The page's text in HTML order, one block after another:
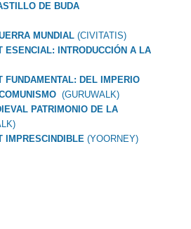
DE BUDA
MUNDIAL (CIVITATIS)
ESENCIAL: INTRODUCCIÓN A LA
FUNDAMENTAL: DEL IMPERIO
(GURUWALK)
PATRIMONIO DE LA
IMPRESCINDIBLE (YOORNEY)